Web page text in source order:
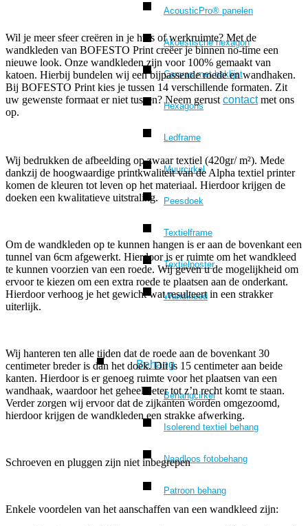
AcousticPro® panelen
Akoestische hexagon
Canvas met baklijst
Hexagons
Ledframe
Muurcirkel
Peesdoek
Textielframe
Textielposter
Wandkleed
Behang
Behangcirkel
Isolerend textiel behang
Naadloos fotobehang
Patroon behang
Wil je meer sfeer creëren in je huis of werkruimte? Met de
wandkleden van BOFESTO Print creëer je binnen no-time een
nieuwe look. Onze wandkleden zijn voor 100% gemaakt van
katoen. Hierbij bundelen wij een bijpassende roede en wandhaken.
Bij BOFESTO Print kies je tussen 14 verschillende formaten. Zit
uw gewenste formaat er niet tussen? Neem gerust contactmet ons
op.
Wij bedrukken de afbeelding op zwaar textiel (420gr/ m²). Mede
dankzij de hoogwaardige printkwaliteit van de Alpha textiel printer
komen de kleuren tot leven op het materiaal. Hierdoor krijgen de
doeken een kwalitatieve uitstraling.
Om de wandkleden op te kunnen hangen is er aan de bovenkant een
tunnel van 6cm afgewerkt. Hierdoor is er ruimte om het wandkleed
te kunnen voorzien van een roede. Wij geven u de mogelijkheid om
ervoor te kiezen om een extra roede te plaatsen aan de onderkant.
Hierdoor verhoog je het gewicht wat resulteert in een strakker
uiterlijk.
Wij hanteren ten alle tijden dat de roede aan de bovenkant 30
centimeter breder is dan het doek. Dit is 15 centimeter aan beide
kanten. Hierdoor is er genoeg ruimte voor het plaatsen van een
wandhaak, waardoor het geheel beter tot z’n recht komt te staan.
Verder zorgen wij ervoor dat de zijkanten worden omgezoomd,
hierdoor krijgen de wandkleden een strakke afwerking.
Schroeven en pluggen zijn niet inbegrepen
Enkele voordelen van het aanschaffen van een wandkleed zijn: